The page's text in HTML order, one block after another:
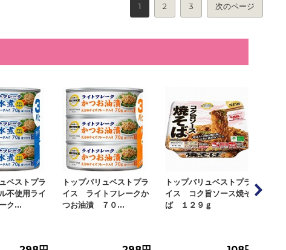
1 2 3 次のページ
ベストプラ
不使用ライ
ク...
トップバリュベストプラ
イス ライトフレークか
つお油漬 ７０...
トップバリュベストプラ
イス コク旨ソース焼そ
ば １２９ｇ